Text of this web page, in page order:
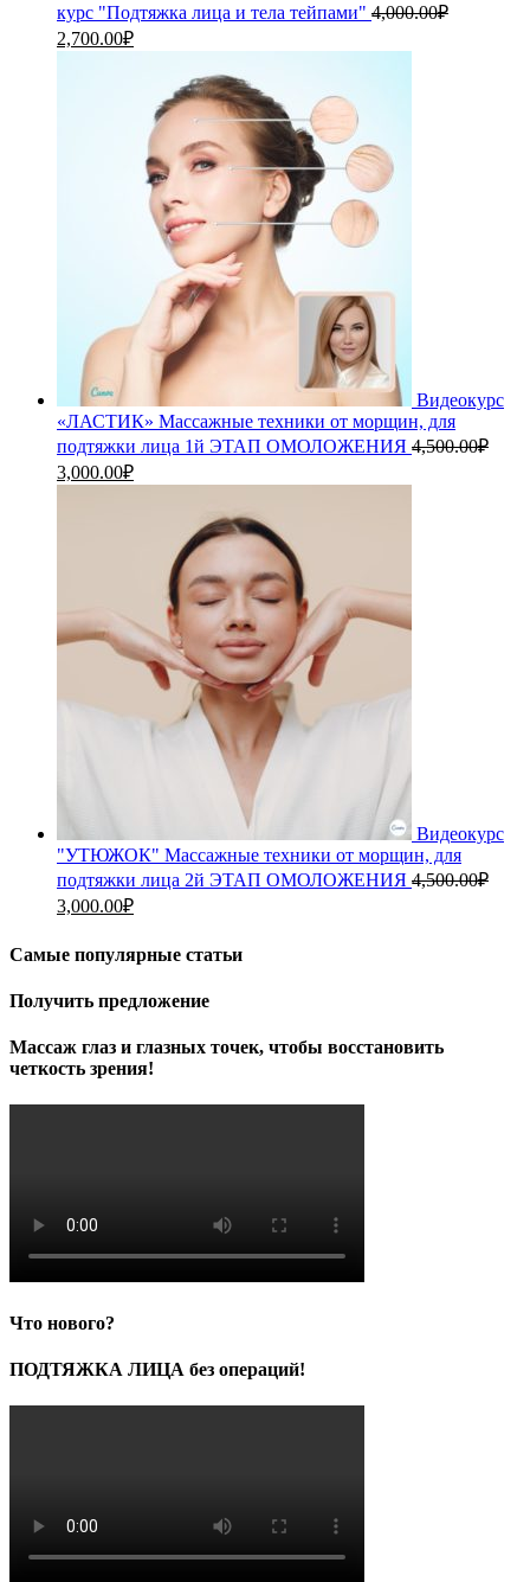
курс "Подтяжка лица и тела тейпами" 4,000.00₽
Первоначальная
цена
2,700.00₽Текущая
цена:
2,700.00₽.
Видеокурс
«ЛАСТИК» Массажные техники от морщин, для
подтяжки лица 1й ЭТАП ОМОЛОЖЕНИЯ 4,500.00₽
Первоначальная
цена
3,000.00₽Текущая
цена:
Видеокурс
"УТЮЖОК" Массажные техники от морщин, для
подтяжки лица 2й ЭТАП ОМОЛОЖЕНИЯ 4,500.00₽
Первоначальная
4,500.00₽.
3,000.00₽Текущая
3,000.00₽.
Самые популярные статьи
Получить предложение
Массаж глаз и глазных точек, чтобы восстановить
четкость зрения!
Что нового?
ПОДТЯЖКА ЛИЦА без операций!